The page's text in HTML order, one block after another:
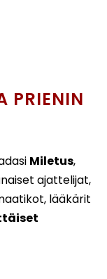
PRIENIN
Miletus,
ajattelijat,
lääkärit